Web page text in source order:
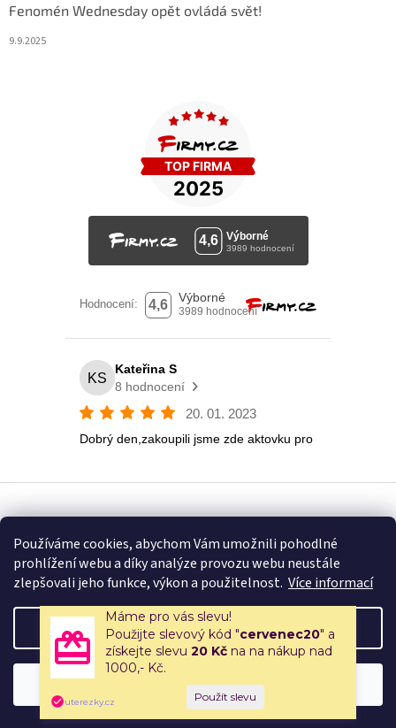
Používáme cookies, abychom Vám umožnili pohodlné
prohlížení webu a díky analýze provozu webu neustále
zlepšovali jeho funkce, výkon a použitelnost. Více informací
Nastavení
Souhlasím
🚚 Doprava zdarma nad 2500 Kč | 🎒 Rodinné papírnictví a školní
potřeby s tradicí od roku 2008!
Fenomén Wednesday opět ovládá svět!
9.9.2025
Copyright 2026Eshop U Terezky. Všechna práva vyhrazena.
Máme pro vás slevu!
Použijte slevový kód "cervenec20" a
získejte slevu 20 Kč na na nákup nad
1000,- Kč.
uterezky.cz